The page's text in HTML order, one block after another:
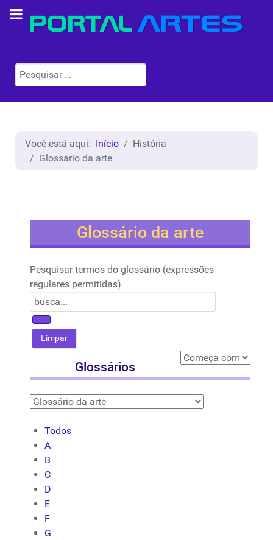
Pesquisar
Você está aqui: Início
História
Glossário da arte
Glossário da arte
Pesquisar termos do glossário (expressões
regulares permitidas)
Glossários
Todos
A
B
C
D
E
F
G